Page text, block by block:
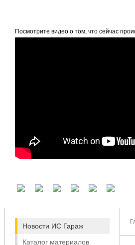
Посмотрите видео о том, что сейчас
Новости ИС Гараж
Каталог материалов